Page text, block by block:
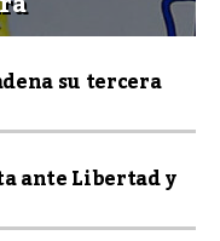
su tercera
ante Libertad y